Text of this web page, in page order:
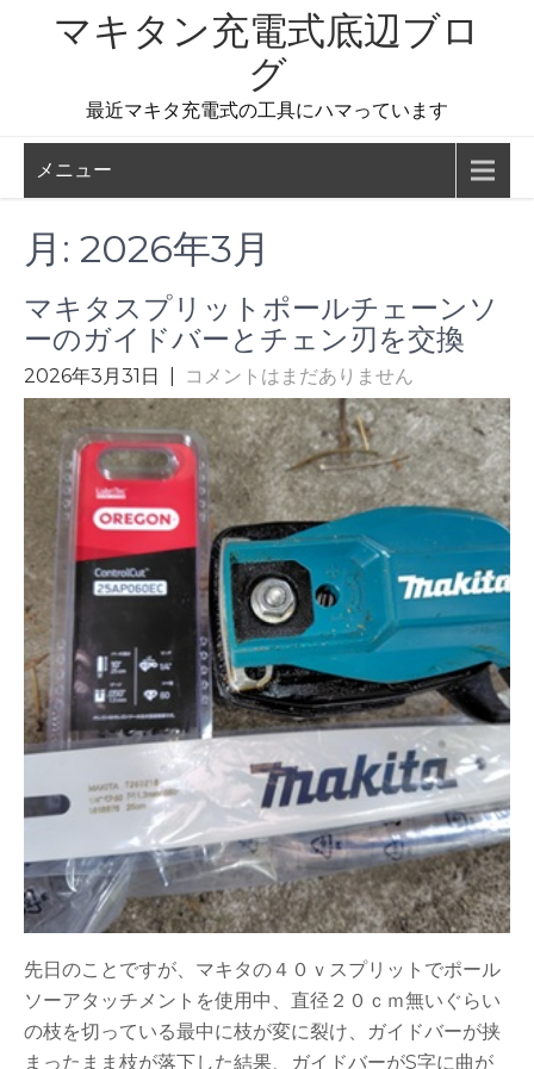
マキタン充電式底辺ブロ
グ
最近マキタ充電式の工具にハマっています
メニュー
月: 2026年3月
マキタスプリットポールチェーンソ
ーのガイドバーとチェン刃を交換
2026年3月31日 コメントはまだありません
先日のことですが、マキタの４０ｖスプリットでポール
ソーアタッチメントを使用中、直径２０ｃｍ無いぐらい
の枝を切っている最中に枝が変に裂け、ガイドバーが挟
まったまま枝が落下した結果、ガイドバーがS字に曲が